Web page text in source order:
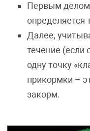
Первым делом
определяется
Далее,
течение (если
одну точку
прикормки –
закорм.